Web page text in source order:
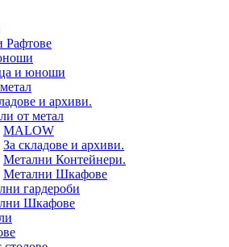
Рафтове
и юноши
и архиви.
от метал
MALOW
За складове и архиви.
Метални Контейнери.
Метални Шкафове
гардероби
Шкафове